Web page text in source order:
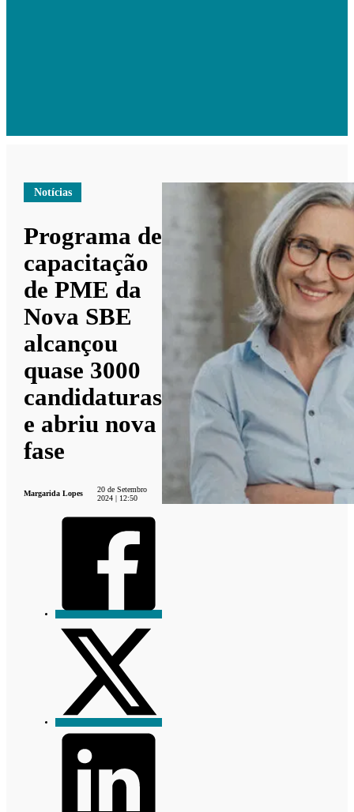
Notícias
Programa de
capacitação
de PME da
Nova SBE
alcançou
quase 3000
candidaturas
e abriu nova
fase
Margarida Lopes
20 de Setembro
2024 | 12:50